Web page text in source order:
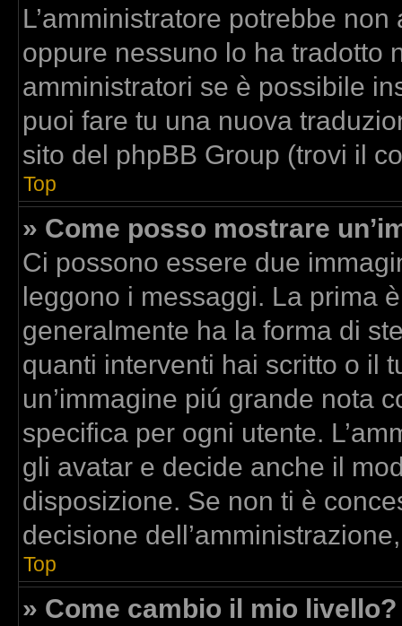
L’amministratore potrebbe
oppure nessuno lo ha tradotto
amministratori se è possibile
puoi fare tu una nuova
sito del phpBB Group (trovi il
Top
» Come posso mostrare
Ci possono essere due
leggono i messaggi. La prima
generalmente ha la forma di
quanti interventi hai scritto o il
un’immagine piú grande nota
specifica per ogni utente.
gli avatar e decide anche il
disposizione. Se non ti è
decisione
Top
» Come cambio il mio livello?